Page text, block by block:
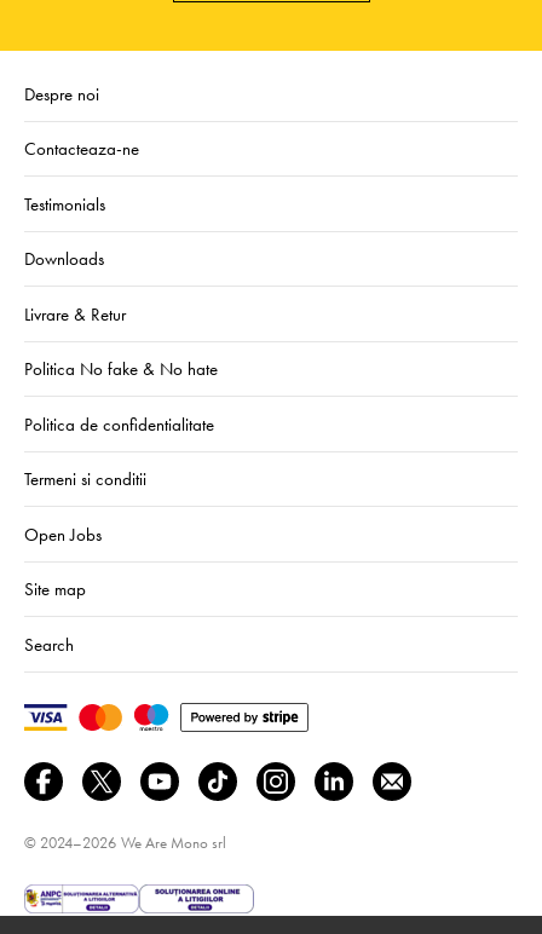
Despre noi
Contacteaza-ne
Testimonials
Downloads
Livrare & Retur
Politica No fake & No hate
Politica de confidentialitate
Termeni si conditii
Open Jobs
Site map
Search
© 2024–2026 We Are Mono srl